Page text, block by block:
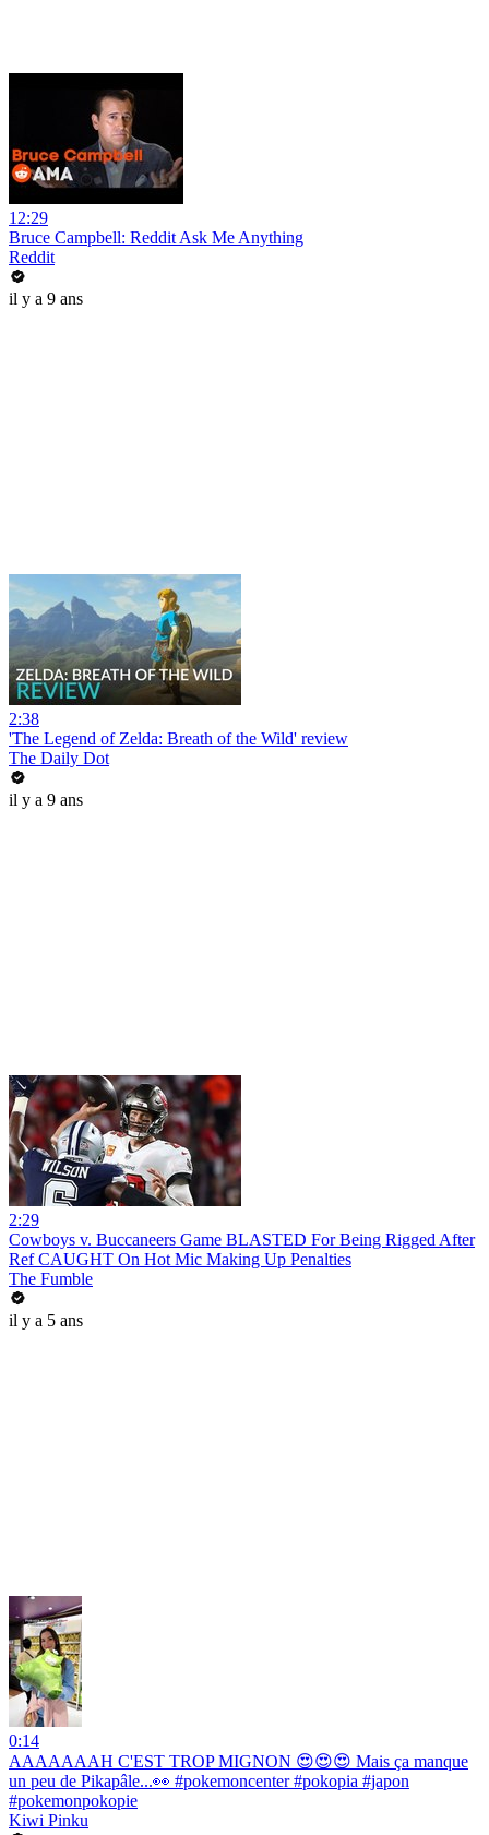
12:29
Bruce Campbell: Reddit Ask Me Anything
Reddit
il y a 9 ans
2:38
'The Legend of Zelda: Breath of the Wild' review
The Daily Dot
il y a 9 ans
2:29
Cowboys v. Buccaneers Game BLASTED For Being Rigged After
Ref CAUGHT On Hot Mic Making Up Penalties
The Fumble
il y a 5 ans
0:14
AAAAAAAH C'EST TROP MIGNON 😍😍😍 Mais ça manque
un peu de Pikapâle...👀 #pokemoncenter #pokopia #japon
#pokemonpokopie
Kiwi Pinku